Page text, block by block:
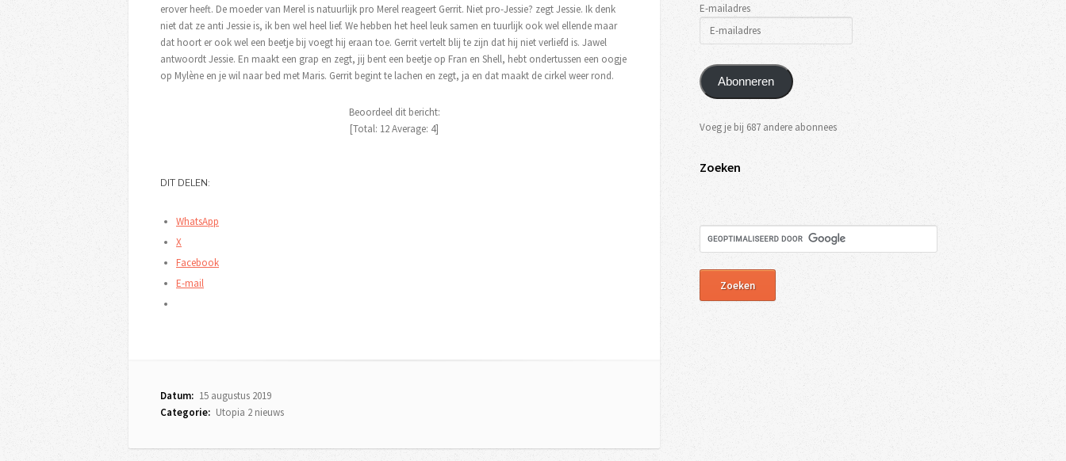
erover heeft. De moeder van Merel is natuurlijk pro Merel reageert Gerrit. Niet pro-Jessie? zegt Jessie. Ik denk
niet dat ze anti Jessie is, ik ben wel heel lief. We hebben het heel leuk samen en tuurlijk ook wel ellende maar
dat hoort er ook wel een beetje bij voegt hij eraan toe. Gerrit vertelt blij te zijn dat hij niet verliefd is. Jawel
antwoordt Jessie. En maakt een grap en zegt, jij bent een beetje op Fran en Shell, hebt ondertussen een oogje
op Mylène en je wil naar bed met Maris. Gerrit begint te lachen en zegt, ja en dat maakt de cirkel weer rond.
Beoordeel dit bericht:
[Total: 12Average: 4]
DIT DELEN:
WhatsApp
X
Facebook
E-mail
Datum: 15 augustus 2019
Categorie: Utopia 2 nieuws
E-mailadres
Abonneren
Voeg je bij 687 andere abonnees
Zoeken